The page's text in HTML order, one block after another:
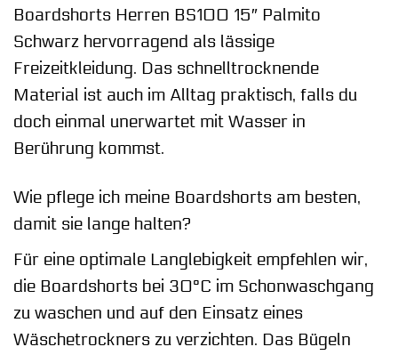
Boardshorts Herren BS100 15″ Palmito
Schwarz hervorragend als lässige
Freizeitkleidung. Das schnelltrocknende
Material ist auch im Alltag praktisch, falls du
doch einmal unerwartet mit Wasser in
Berührung kommst.
Wie pflege ich meine Boardshorts am besten,
damit sie lange halten?
Für eine optimale Langlebigkeit empfehlen wir,
die Boardshorts bei 30°C im Schonwaschgang
zu waschen und auf den Einsatz eines
Wäschetrockners zu verzichten. Das Bügeln